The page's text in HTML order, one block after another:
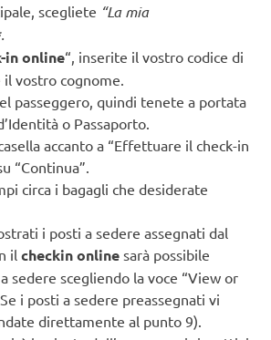
scegliete “La mia
in online“, inserite il vostro codice di
vostro cognome.
passeggero, quindi tenete a portata
o Passaporto.
accanto a “Effettuare il check-in
“Continua”.
circa i bagagli che desiderate
i posti a sedere assegnati dal
il checkin online sarà possibile
sedere scegliendo la voce “View or
i posti a sedere preassegnati vi
direttamente al punto 9).